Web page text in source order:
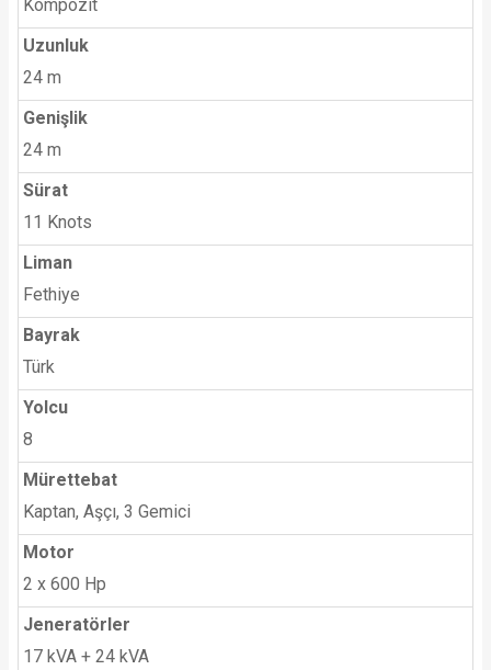
Kompozit
Uzunluk
24 m
Genişlik
24 m
Sürat
11 Knots
Liman
Fethiye
Bayrak
Türk
Yolcu
8
Mürettebat
Kaptan, Aşçı, 3 Gemici
Motor
2 x 600 Hp
Jeneratörler
17 kVA + 24 kVA